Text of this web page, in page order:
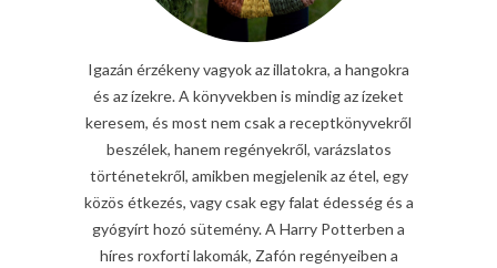
Igazán érzékeny vagyok az illatokra, a hangokra
és az ízekre. A könyvekben is mindig az ízeket
keresem, és most nem csak a receptkönyvekről
beszélek, hanem regényekről, varázslatos
történetekről, amikben megjelenik az étel, egy
közös étkezés, vagy csak egy falat édesség és a
gyógyírt hozó sütemény. A Harry Potterben a
híres roxforti lakomák, Zafón regényeiben a